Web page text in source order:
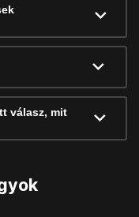
válasz, mit